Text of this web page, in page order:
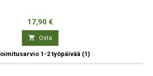
Hinta
17,90 €
 Osta
1-2 työpäivää (1)